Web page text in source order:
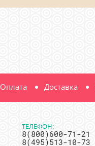
Оплата Доставка
ТЕЛЕФОН:
8(800)600-71-21
8(495)513-10-73